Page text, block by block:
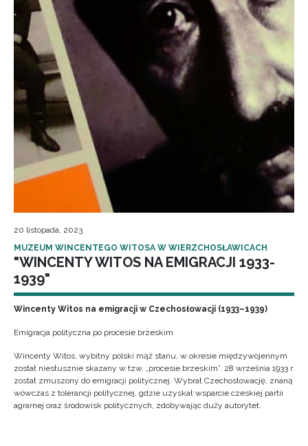
20 listopada, 2023
MUZEUM WINCENTEGO WITOSA W WIERZCHOSŁAWICACH
"WINCENTY WITOS NA EMIGRACJI 1933-
1939"
Wincenty Witos na emigracji w Czechosłowacji (1933–1939)
Emigracja polityczna po procesie brzeskim
Wincenty Witos, wybitny polski mąż stanu, w okresie międzywojennym
został niesłusznie skazany w tzw. „procesie brzeskim”. 28 września 1933 r.
został zmuszony do emigracji politycznej. Wybrał Czechosłowację, znaną
wówczas z tolerancji politycznej, gdzie uzyskał wsparcie czeskiej partii
agrarnej oraz środowisk politycznych, zdobywając duży autorytet.